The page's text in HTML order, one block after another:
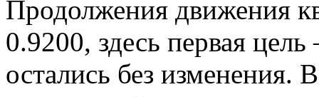
Продолжения движения
0.9200, здесь первая
остались без изменения.